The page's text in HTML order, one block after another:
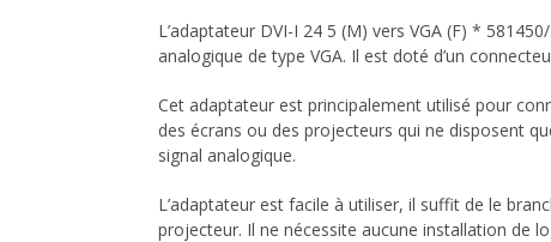
L’adaptateur DVI-I 24 5 (M) vers VGA (F) *
analogique de type VGA. Il est doté d’un
Cet adaptateur est principalement utilisé pour
des écrans ou des projecteurs qui ne disposent
signal analogique.
L’adaptateur est facile à utiliser, il suffit de le
projecteur. Il ne nécessite aucune installation de